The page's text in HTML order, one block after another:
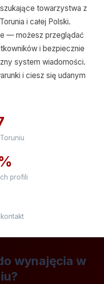
towarzystwa z
i całej Polski.
— możesz przeglądać
i bezpiecznie
system wiadomości.
i ciesz się udanym
profili
wynajęcia w